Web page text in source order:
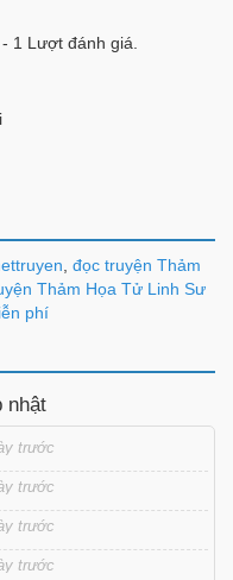
- 1 Lượt đánh giá.
đọc truyện Thảm
Thảm Họa Tử Linh Sư
phí
nhật
trước
trước
trước
trước